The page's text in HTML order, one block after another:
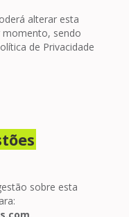
alterar esta
momento, sendo
de Privacidade
sobre esta